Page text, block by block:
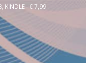
KINDLE - € 7,99